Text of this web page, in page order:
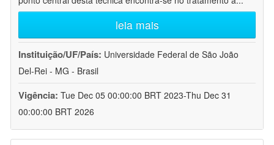
leia mais
Instituição/UF/País: Universidade Federal de São João
Del-Rei - MG - Brasil
Vigência: Tue Dec 05 00:00:00 BRT 2023-Thu Dec 31
00:00:00 BRT 2026